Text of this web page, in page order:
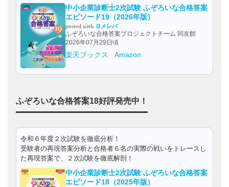
中小企業診断士2次試験 ふぞろいな合格答案
エピソード19（2026年版）
posted with ヨメレバ
ふぞろいな合格答案プロジェクトチーム 同友館
2026年07月29日頃
楽天ブックス Amazon
ふぞろいな合格答案18好評発売中！
令和６年度２次試験を徹底分析！
受験者の再現答案分析と合格者６名の実際の戦いをトレースし
た再現答案で、２次試験を徹底解剖！
中小企業診断士2次試験 ふぞろいな合格答案
エピソード18（2025年版）